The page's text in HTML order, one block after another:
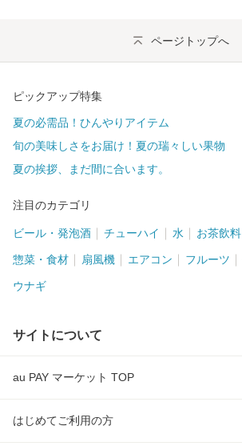
ページトップへ
ピックアップ特集
夏の必需品！ひんやりアイテム
旬の美味しさをお届け！夏の瑞々しい果物
夏の挨拶、まだ間に合います。
注目のカテゴリ
ビール・発泡酒 チューハイ 水 お茶飲料
惣菜・食材 扇風機 エアコン フルーツ
ウナギ
サイトについて
au PAY マーケット TOP
はじめてご利用の方